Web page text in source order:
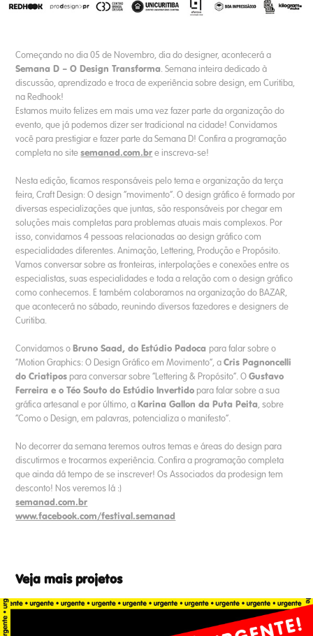
Começando no dia 05 de Novembro, dia do designer, acontecerá a
Semana D – O Design Transforma. Semana inteira dedicado à
discussão, aprendizado e troca de experiência sobre design, em Curitiba,
na Redhook!
Estamos muito felizes em mais uma vez fazer parte da organização do
evento, que já podemos dizer ser tradicional na cidade! Convidamos
você para prestigiar e fazer parte da Semana D! Confira a programação
completa no sitesemanad.com.bre inscreva-se!
Nesta edição, ficamos responsáveis pelo tema e organização da terça
feira, Craft Design: O design “movimento”. O design gráfico é formado por
diversas especializações que juntas, são responsáveis por chegar em
soluções mais completas para problemas atuais mais complexos. Por
isso, convidamos 4 pessoas relacionadas ao design gráfico com
especialidades diferentes. Animação, Lettering, Produção e Propósito.
Vamos conversar sobre as fronteiras, interpolações e conexões entre os
especialistas, suas especialidades e toda a relação com o design gráfico
como conhecemos. E também colaboramos na organização do BAZAR,
que acontecerá no sábado, reunindo diversos fazedores e designers de
Curitiba.
Convidamos oBruno Saad, do Estúdio Padoca para falar sobre o
“Motion Graphics: O Design Gráfico em Movimento”, aCris Pagnoncelli
do Criatipos para conversar sobre “Lettering & Propósito”. OGustavo
Ferreira e o Téo Souto do Estúdio Invertido para falar sobre a sua
gráfica artesanal e por último, a Karina Gallon da Puta Peita, sobre
“Como o Design, em palavras, potencializa o manifesto”.
No decorrer da semana teremos outros temas e áreas do design para
discutirmos e trocarmos experiência. Confira a programação completa
que ainda dá tempo de se inscrever! Os Associados da prodesign tem
desconto! Nos veremos lá :)
semanad.com.br
www.facebook.com/festival.semanad
Veja mais projetos
Hora Feliz nº3: Pra que tanta pressa?